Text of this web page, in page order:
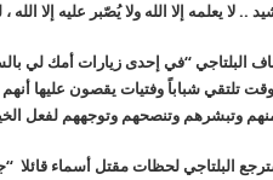
.. لا يعلمه إلا الله ولا يُصّبر عليه إلا
البلتاجي “في إحدى زيارات أمك لي
تلتقي شباباً وفتيات يقصون عليها
وتبشرهم وتنصحهم وتوجههم لفعل
البلتاجي لحظات مقتل أسماء قائلا